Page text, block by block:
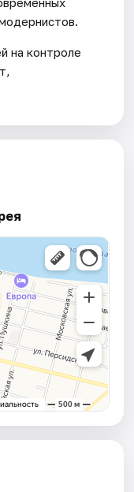
на контроле